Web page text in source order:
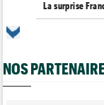
La surprise
Tour de France
NOS